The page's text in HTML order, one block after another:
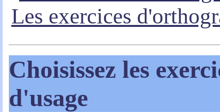
Les exercices
Choisissez les
d'usage